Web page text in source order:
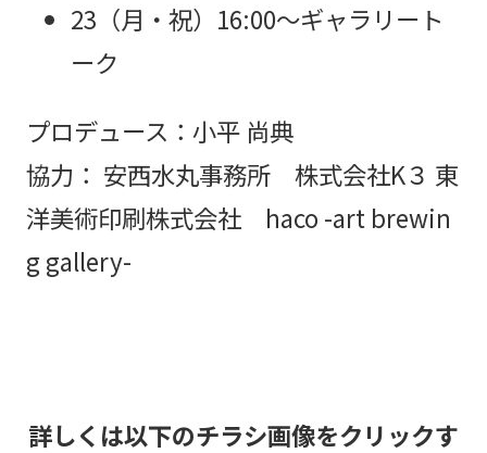
23（月・祝）16:00～ギャラリート
ーク
プロデュース：小平 尚典
協力： 安西水丸事務所 株式会社K３ 東
洋美術印刷株式会社 haco -art brewin
g gallery-
詳しくは以下のチラシ画像をクリックす